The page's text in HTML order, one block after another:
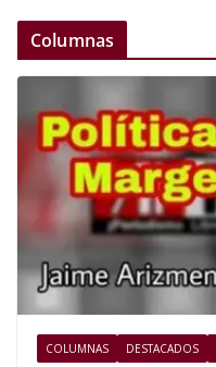
Columnas
COLUMNAS DESTACADOS